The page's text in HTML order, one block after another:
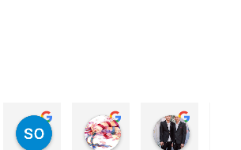
so young
2 năm trước
My Nguyễn
2 năm trước